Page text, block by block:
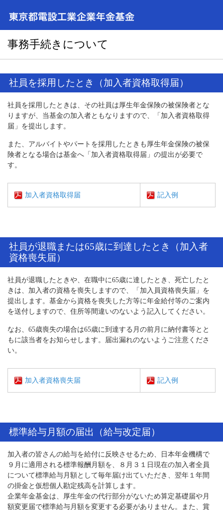
事務手続きについて
社員を採用したとき（加入者資格取得届）
社員を採用したときは、その社員は厚生年金保険の被保険者とな
りますが、当基金の加入者ともなりますので、「加入者資格取得
届」を提出します。
また、アルバイトやパートを採用したときも厚生年金保険の被保
険者となる場合は基金へ「加入者資格取得届」の提出が必要で
す。
加入者資格取得届 記入例
社員が退職または65歳に到達したとき（加入者
資格喪失届）
社員が退職したときや、在職中に65歳に達したとき、死亡したと
きは、加入者の資格を喪失しますので、「加入員資格喪失届」を
提出します。基金から資格を喪失した方等に年金給付等のご案内
を送付しますので、住所等間違いのないよう記入してください。
なお、65歳喪失の場合は65歳に到達する月の前月に納付書等とと
もに該当者をお知らせします。届出漏れのないようご注意くださ
い。
加入者資格喪失届 記入例
標準給与月額の届出（給与改定届）
加入者の皆さんの給与を給付に反映させるため、日本年金機構で
９月に適用される標準報酬月額を、８月３１日現在の加入者全員
について標準給与月額として毎年届け出ていただき、翌年１年間
の掛金と仮想個人勘定残高を計算します。
企業年金基金は、厚生年金の代行部分がないため算定基礎届や月
額変更届で標準給与月額を変更する必要がありません。また、賞